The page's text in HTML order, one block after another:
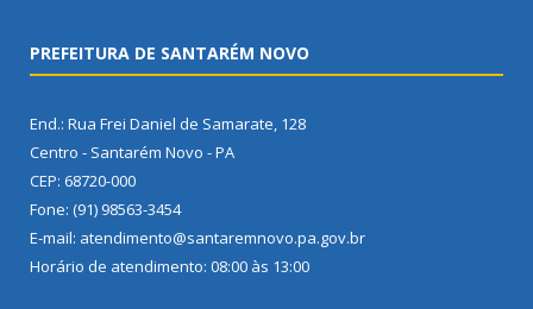
PREFEITURA DE SANTARÉM NOVO
End.: Rua Frei Daniel de Samarate, 128
Centro - Santarém Novo - PA
CEP: 68720-000
Fone: (91) 98563-3454
E-mail: atendimento@santaremnovo.pa.gov.br
Horário de atendimento: 08:00 às 13:00